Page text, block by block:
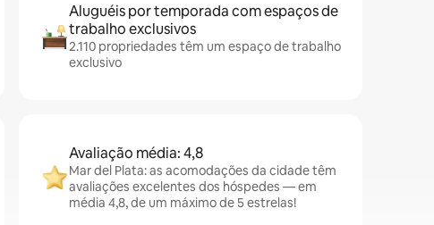
Aluguéis por temporada com espaços de
trabalho exclusivos
2.110 propriedades têm um espaço de trabalho
exclusivo
Avaliação média: 4,8
Mar del Plata: as acomodações da cidade têm
avaliações excelentes dos hóspedes — em
média 4,8, de um máximo de 5 estrelas!